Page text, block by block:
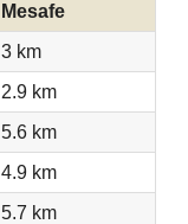
Mesafe
3 km
2.9 km
5.6 km
4.9 km
5.7 km